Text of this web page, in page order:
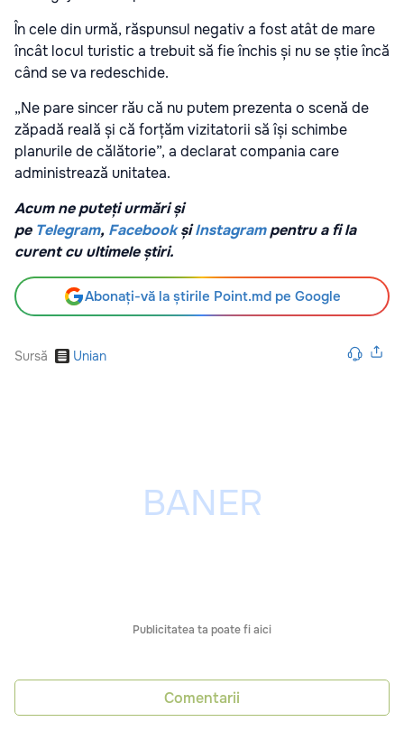
În cele din urmă, răspunsul negativ a fost atât de mare
încât locul turistic a trebuit să fie închis și nu se știe încă
când se va redeschide.
„Ne pare sincer rău că nu putem prezenta o scenă de
zăpadă reală și că forțăm vizitatorii să își schimbe
planurile de călătorie”, a declarat compania care
administrează unitatea.
Acum ne puteți urmări și
pe Telegram, FacebookșiInstagrampentru a fi la
curent cu ultimele știri.
Abonați-vă la știrile Point.md pe Google
Sursă Unian
Publicitatea ta poate fi aici
Comentarii